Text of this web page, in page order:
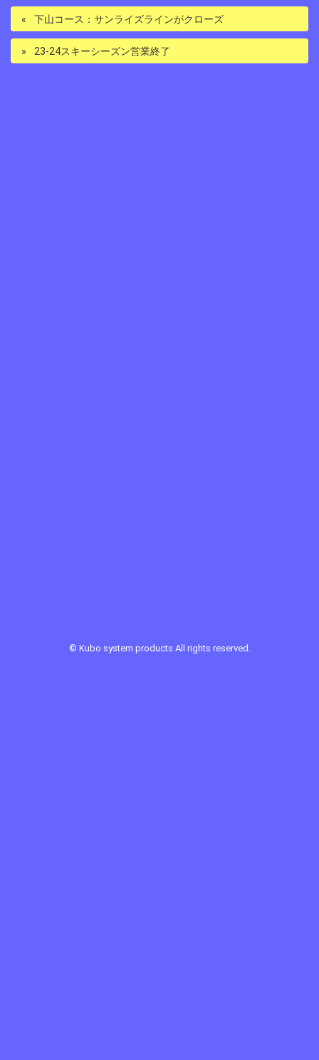
下山コース：サンライズラインがクローズ
23-24スキーシーズン営業終了
© Kubo system products All rights reserved.